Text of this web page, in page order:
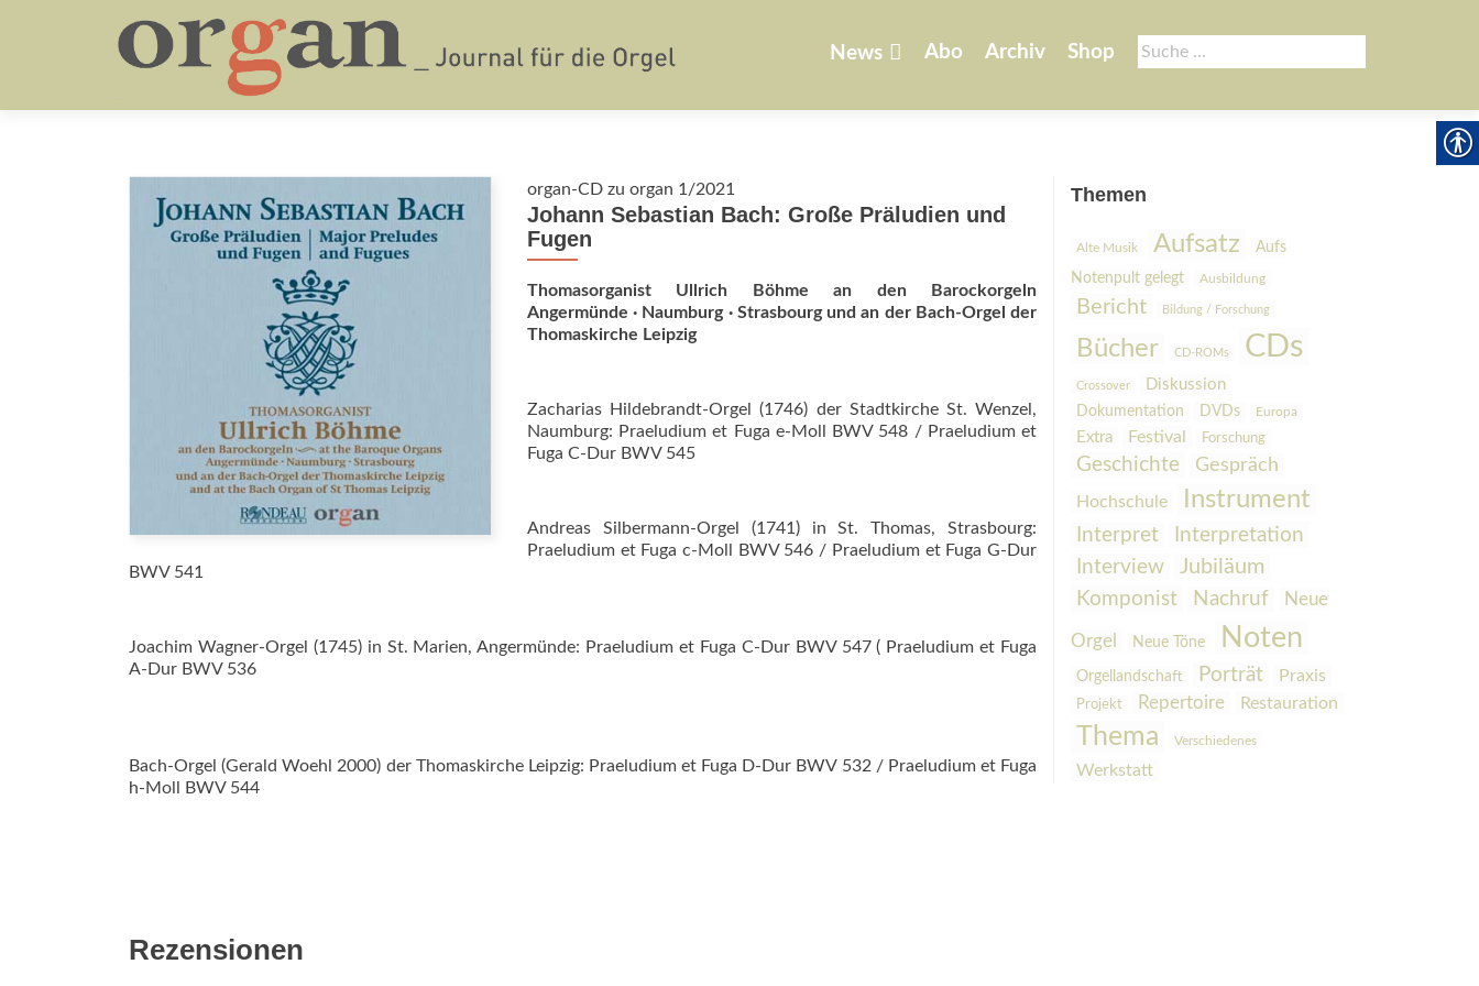
Suche
nach:
springen
News Abo Archiv Shop
organ-CD zu organ 1/2021
Johann Sebastian Bach: Große Präludien und
Fugen
Thomasorganist Ullrich Böhme an den Barockorgeln
Angermünde · Naumburg · Strasbourg und an der Bach-Orgel der
Thomaskirche Leipzig
Zacharias Hildebrandt-Orgel (1746) der Stadtkirche St. Wenzel,
Naumburg: Praeludium et Fuga e‑Moll BWV 548 / Praeludium et
Fuga C‑Dur BWV 545
Andreas Silbermann-Orgel (1741) in St. Thomas, Strasbourg:
Praeludium et Fuga c‑Moll BWV 546 / Praeludium et Fuga G‑Dur
BWV 541
Joachim Wagner-Orgel (1745) in St. Marien, Angermünde: Praeludium et Fuga C‑Dur BWV 547 ( Praeludium et Fuga
A‑Dur BWV 536
Bach-Orgel (Gerald Woehl 2000) der Thomaskirche Leipzig: Praeludium et Fuga D‑Dur BWV 532 / Praeludium et Fuga
h‑Moll BWV 544
Rezensionen
Themen
Alte Musik Aufsatz
Aufs
Notenpult gelegt
Ausbildung
Bericht Bildung / Forschung
Bücher CD-ROMs CDs
Crossover Diskussion
Dokumentation DVDs Europa
Extra Festival Forschung
Geschichte Gespräch
Hochschule Instrument
Interpret
Interpretation
Interview
Jubiläum
Komponist
Nachruf Neue
Orgel Neue Töne Noten
Orgellandschaft Porträt Praxis
Projekt Repertoire Restauration
Thema Verschiedenes
Werkstatt